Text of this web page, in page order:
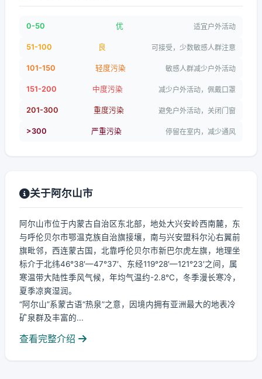
0-50 优 适宜户外活动
51-100 良 可接受，少数敏感人群注意
101-150 轻度污染 敏感人群减少户外活动
151-200 中度污染 减少户外活动，佩戴口罩
201-300 重度污染 避免户外活动，关闭门窗
>300 严重污染 停留在室内，减少通风
关于阿尔山市
阿尔山市位于内蒙古自治区东北部，地处大兴安岭西南麓，东
与呼伦贝尔市鄂温克族自治旗接壤，南与兴安盟科尔沁右翼前
旗毗邻，西连蒙古国，北靠呼伦贝尔市新巴尔虎左旗，地理坐
标介于北纬46°38′—47°37′、东经119°28′—121°23′之间，属
寒温带大陆性季风气候，年均气温约-2.8℃，冬季漫长寒冷，
夏季凉爽湿润。
“阿尔山”系蒙古语“热泉”之意，因境内拥有亚洲最大的地表冷
矿泉群及丰富的...
查看完整介绍